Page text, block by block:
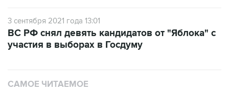
3 сентября 2021 года 13:01
ВС РФ снял девять кандидатов от "Яблока" с
участия в выборах в Госдуму
САМОЕ ЧИТАЕМОЕ